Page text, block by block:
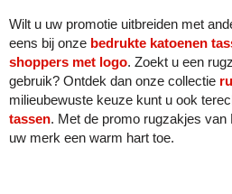
Wilt u uw promotie uitbreiden met
eens bij onze bedrukte katoenen
shoppers met logo. Zoekt u een
gebruik? Ontdek dan onze collectie
milieubewuste keuze kunt u ook
tassen. Met de promo rugzakjes van
uw merk een warm hart toe.